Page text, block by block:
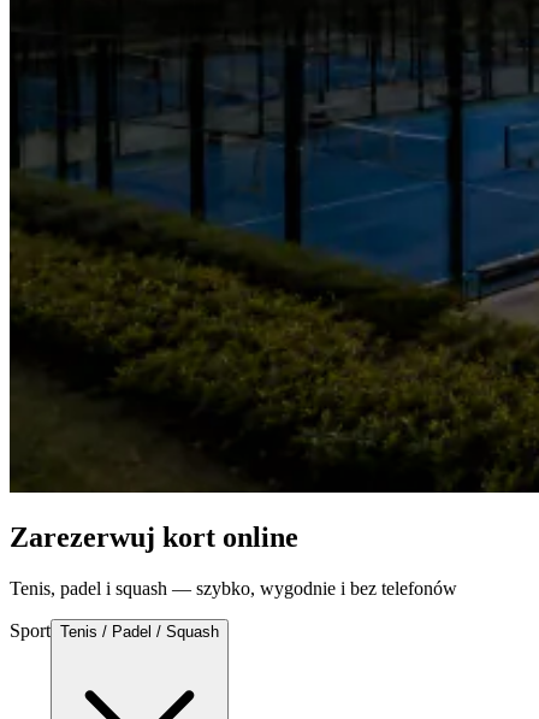
Zarezerwuj kort online
Tenis, padel i squash — szybko, wygodnie i bez telefonów
Sport Tenis / Padel / Squash